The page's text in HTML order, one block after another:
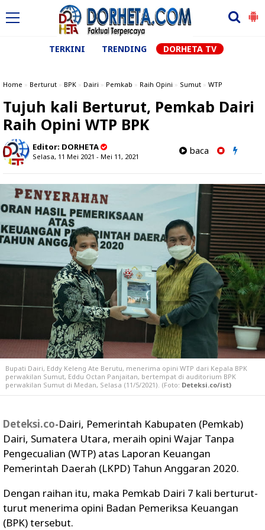
TERKINI TRENDING DORHETA TV
Home » Berturut » BPK » Dairi » Pemkab » Raih Opini » Sumut » WTP
Tujuh kali Berturut, Pemkab Dairi
Raih Opini WTP BPK
Editor: DORHETA
Selasa, 11 Mei 2021 - Mei 11, 2021
baca
Bupati Dairi, Eddy Keleng Ate Berutu, menerima opini WTP dari Kepala BPK
perwakilan Sumut, Eddu Octan Panjaitan, bertempat di auditorium BPK
perwakilan Sumut di Medan, Selasa (11/5/2021). (Foto: Deteksi.co/ist)
Deteksi.co-Dairi, Pemerintah Kabupaten (Pemkab)
Dairi, Sumatera Utara, meraih opini Wajar Tanpa
Pengecualian (WTP) atas Laporan Keuangan
Pemerintah Daerah (LKPD) Tahun Anggaran 2020.
Dengan raihan itu, maka Pemkab Dairi 7 kali berturut-
turut menerima opini Badan Pemeriksa Keuangan
(BPK) tersebut.